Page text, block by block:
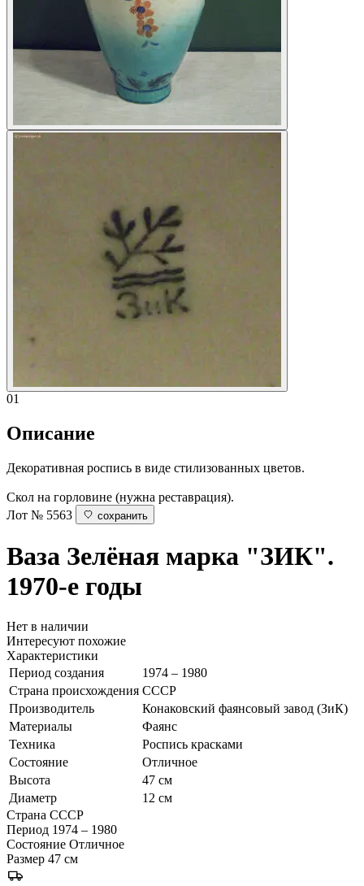
01
Описание
Декоративная роспись в виде стилизованных цветов.
Скол на горловине (нужна реставрация).
Лот № 5563
сохранить
Ваза Зелёная марка "ЗИК".
1970-е годы
Нет в наличии
Интересуют похожие
Характеристики
Период создания
1974 – 1980
Страна происхождения СССР
Производитель
Конаковский фаянсовый завод (ЗиК)
Материалы
Фаянс
Техника
Роспись красками
Состояние
Отличное
Высота
47 см
Диаметр
12 см
Страна СССР
Период 1974 – 1980
Состояние Отличное
Размер 47 см